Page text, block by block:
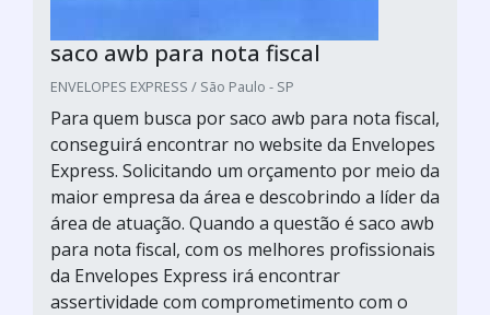
saco awb para nota fiscal
ENVELOPES EXPRESS / São Paulo - SP
Para quem busca por saco awb para nota fiscal,
conseguirá encontrar no website da Envelopes
Express. Solicitando um orçamento por meio da
maior empresa da área e descobrindo a líder da
área de atuação. Quando a questão é saco awb
para nota fiscal, com os melhores profissionais
da Envelopes Express irá encontrar
assertividade com comprometimento com o